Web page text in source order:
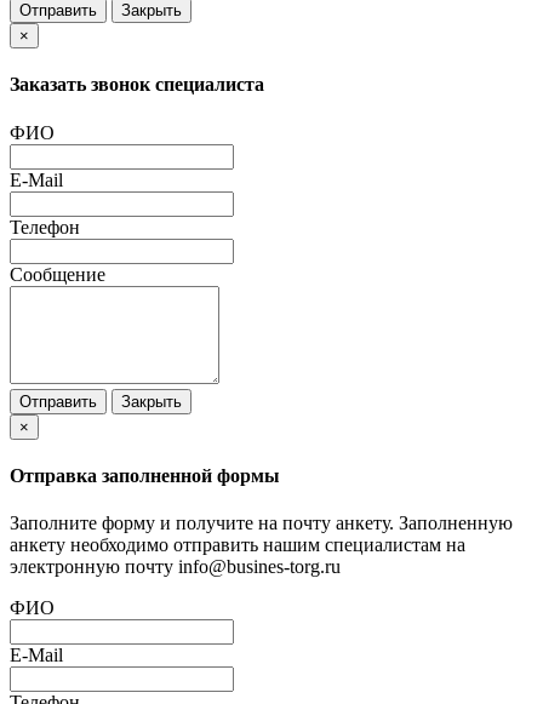
Отправить
Закрыть
×
Заказать звонок специалиста
ФИО
E-Mail
Телефон
Сообщение
Отправить
Закрыть
×
Отправка заполненной формы
Заполните форму и получите на почту анкету. Заполненную
анкету необходимо отправить нашим специалистам на
электронную почту info@busines-torg.ru
ФИО
E-Mail